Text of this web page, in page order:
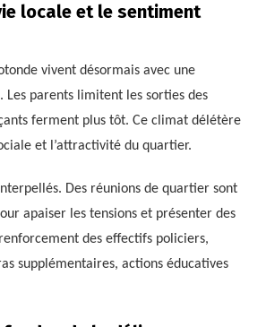
locale et le sentiment
vivent désormais avec une
Les parents limitent les sorties des
ferment plus tôt. Ce climat délétère
et l’attractivité du quartier.
Des réunions de quartier sont
apaiser les tensions et présenter des
des effectifs policiers,
supplémentaires, actions éducatives